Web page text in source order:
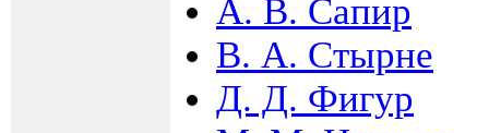
А. В. Сапир
В. А. Стырне
Д. Д. Фигур